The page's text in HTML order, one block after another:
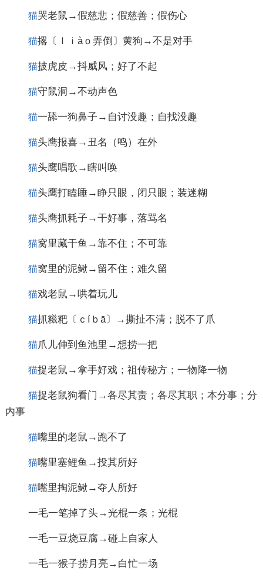
猫哭老鼠→假慈悲；假慈善；假伤心
猫撂〔ｌｉàｏ弄倒〕黄狗→不是对手
猫披虎皮→抖威风；好了不起
猫守鼠洞→不动声色
猫一舔一狗鼻子→自讨没趣；自找没趣
猫头鹰报喜→丑名（鸣）在外
猫头鹰唱歌→瞎叫唤
猫头鹰打瞌睡→睁只眼，闭只眼；装迷糊
猫头鹰抓耗子→干好事，落骂名
猫窝里藏干鱼→靠不住；不可靠
猫窝里的泥鳅→留不住；难久留
猫戏老鼠→哄着玩儿
猫抓糍粑〔ｃíｂā〕→撕扯不清；脱不了爪
猫爪儿伸到鱼池里→想捞一把
猫捉老鼠→拿手好戏；祖传秘方；一物降一物
猫捉老鼠狗看门→各尽其责；各尽其职；本分事；分
内事
猫嘴里的老鼠→跑不了
猫嘴里塞鲤鱼→投其所好
猫嘴里掏泥鳅→夺人所好
一毛一笔掉了头→光棍一条；光棍
一毛一豆烧豆腐→碰上自家人
一毛一猴子捞月亮→白忙一场